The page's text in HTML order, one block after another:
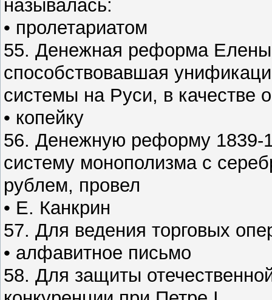
называлась:
• пролетариатом
55. Денежная реформа Елены
способствовавшая
системы на Руси, в качестве
• копейку
56. Денежную реформу 1839-
систему монополизма с
рублем, провел
• Е. Канкрин
57. Для ведения торговых
• алфавитное письмо
58. Для защиты